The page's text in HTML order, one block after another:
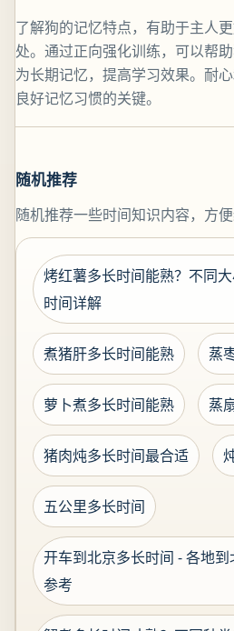
了解狗的记忆特点，有助于主人
处。通过正向强化训练，可以帮
为长期记忆，提高学习效果。耐
良好记忆习惯的关键。
随机推荐
随机推荐一些时间知识内容，方
烤红薯多长时间能熟？不同
时间详解
煮猪肝多长时间能熟 蒸
萝卜煮多长时间能熟 蒸
猪肉炖多长时间最合适
五公里多长时间
开车到北京多长时间 - 各地
参考